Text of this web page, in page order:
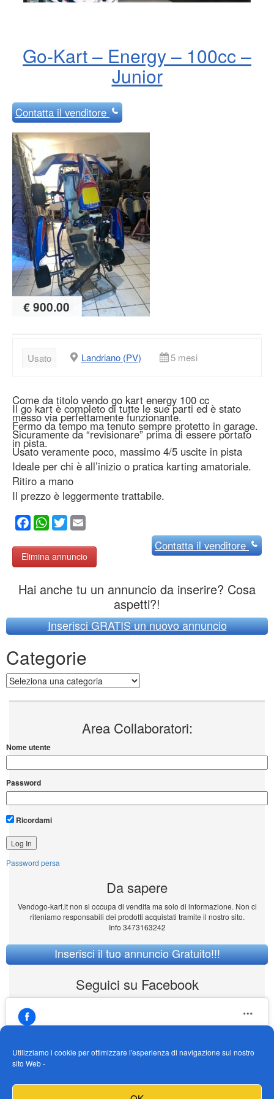
Utilizziamo i cookie per ottimizzare l'esperienza di navigazione sul nostro
sito Web -
Go-Kart – Energy – 100cc –
Junior
Contattail venditore
€ 900.00
Usato Landriano (PV) 5 mesi
Come da titolo vendo go kart energy 100 cc
Il go kart è completo di tutte le sue parti ed è stato
messo via perfettamente funzionante.
Fermo da tempo ma tenuto sempre protetto in garage.
Sicuramente da “revisionare” prima di essere portato
in pista.
Usato veramente poco, massimo 4/5 uscite in pista
Ideale per chi è all’inizio o pratica karting amatoriale.
Ritiro a mano
Il prezzo è leggermente trattabile.
Facebook
WhatsApp
Twitter
Elimina annuncio
Contattail venditore
Hai anche tu un annuncio da inserire? Cosa
aspetti?!
Inserisci GRATIS un nuovo annuncio
Categorie
Categorie
Area Collaboratori:
Nome utente
Password
Ricordami
Password persa
Da sapere
Vendogo-kart.it non si occupa di vendita ma solo di informazione. Non ci
riteniamo responsabili dei prodotti acquistati tramite il nostro sito.
Info 3473163242
Inserisci il tuo annuncio Gratuito!!!
Seguici su Facebook
https://www.facebook.com/Vendogokartit/
Fai clic per accettare i cookie marketing e